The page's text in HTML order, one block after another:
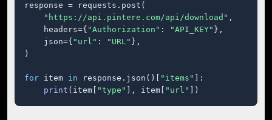
response = requests.post(
"https://api.pintere.com/api/download" ,
    headers={
"Authorization" : "API_KEY" },
    json={
"url" : "URL" },
)
for item in response.json()[ "items"
]:
print (item[ "type" ], item[ "url" ])